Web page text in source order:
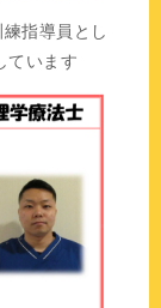
指導員とし
ています